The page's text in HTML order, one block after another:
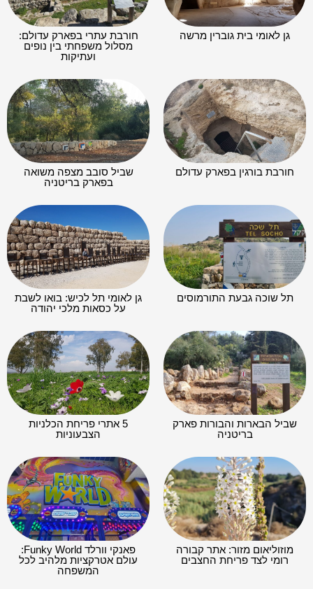
גן לאומי בית גוברין מרשה
חורבת עתרי בפארק עדולם:
מסלול משפחתי בין נופים
ועתיקות
חורבת בורגין בפארק עדולם
שביל סובב מצפה משואה
בפארק בריטניה
תל שוכה גבעת התורמוסים
גן לאומי תל לכיש: בואו לשבת
על כסאות מלכי יהודה
שביל הבארות והבורות פארק
בריטניה
5 אתרי פריחת הכלניות
הצבעוניות
מוזוליאום מזור: אתר קבורה
רומי לצד פריחת החצבים
פאנקי וורלד Funky World:
עולם אטרקציות מלהיב לכל
המשפחה